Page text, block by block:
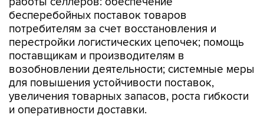
бесперебойных поставок товаров
потребителям за счет восстановления и
перестройки логистических цепочек; помощь
поставщикам и производителям в
возобновлении деятельности; системные меры
для повышения устойчивости поставок,
увеличения товарных запасов, роста гибкости
и оперативности доставки.